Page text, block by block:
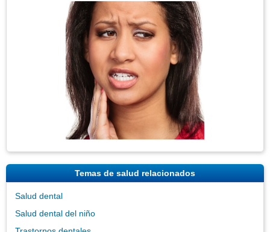
Temas de salud relacionados
Salud dental
Salud dental del niño